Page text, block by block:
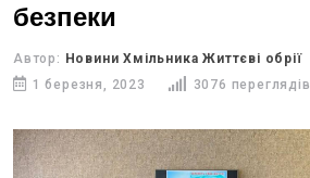
безпеки
Автор: Новини Хмільника Життєві обрії
1 березня, 2023
3076 переглядів